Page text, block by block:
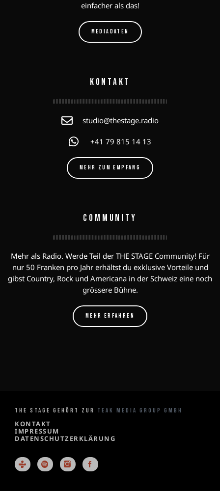
einfacher als das!
MEDIADATEN
KONTAKT
studio@thestage.radio
+41 79 815 14 13
MEHR ZUM EMPFANG
COMMUNITY
Mehr als Radio. Werde Teil der THE STAGE Community! Für
nur 50 Franken pro Jahr erhältst du exklusive Vorteile und
gibst Country, Rock und Americana in der Schweiz eine noch
grössere Bühne.
MEHR ERFAHREN
THE STAGE GEHÖRT ZUR TEAK MEDIA GROUP GMBH
KONTAKT
IMPRESSUM
DATENSCHUTZERKLÄRUNG